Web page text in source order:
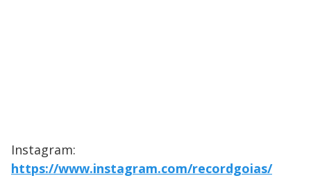
Instagram:
https://www.instagram.com/recordgoias/